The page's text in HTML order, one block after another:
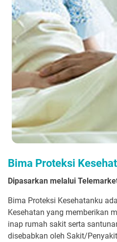
Bima Proteksi
Dipasarkan melalui
Bima Proteksi Kesehatanku
Kesehatan yang memberikan
inap rumah sakit serta
disebabkan oleh Sakit/